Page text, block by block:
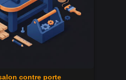
contre porte